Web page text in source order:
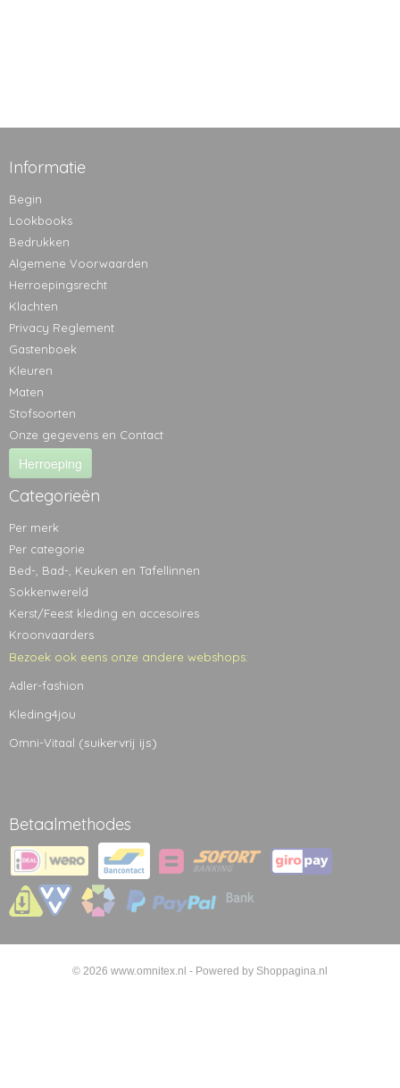
Informatie
Begin
Lookbooks
Bedrukken
Algemene Voorwaarden
Herroepingsrecht
Klachten
Privacy Reglement
Gastenboek
Kleuren
Maten
Stofsoorten
Onze gegevens en Contact
Herroeping
Categorieën
Per merk
Per categorie
Bed-, Bad-, Keuken en Tafellinnen
Sokkenwereld
Kerst/Feest kleding en accesoires
Kroonvaarders
Bezoek ook eens onze andere webshops:
Adler-fashion
Kleding4jou
Omni-Vitaal (suikervrij ijs)
Betaalmethodes
© 2026 www.omnitex.nl - Powered by Shoppagina.nl